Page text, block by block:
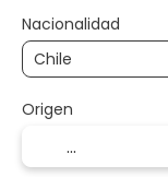
Nacionalidad
Origen